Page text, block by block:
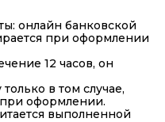
онлайн банковской
при оформлении
12 часов, он
в том случае,
оформлении.
выполненной